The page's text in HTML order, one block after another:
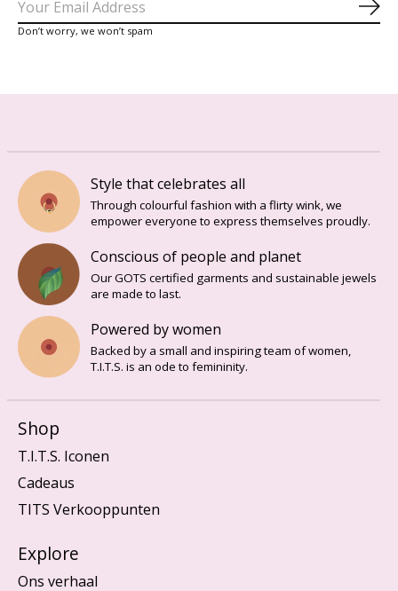
Don’t worry, we won’t spam
Style that celebrates all
Through colourful fashion with a flirty wink, we
empower everyone to express themselves proudly.
Conscious of people and planet
Our GOTS certified garments and sustainable jewels
are made to last.
Powered by women
Backed by a small and inspiring team of women,
T.I.T.S. is an ode to femininity.
Shop
T.I.T.S. Iconen
Cadeaus
TITS Verkooppunten
Explore
Ons verhaal